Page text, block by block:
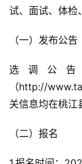
试、面试、体检
（一）发布公告
选调公
（http://
关信息均在桃江
（二）报名